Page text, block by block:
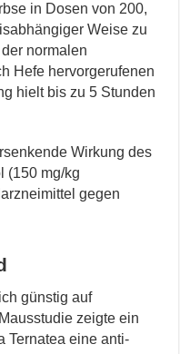
in Dosen von 200,
Weise zu
normalen
Hefe hervorgerufenen
hielt bis zu 5 Stunden
Wirkung des
(150 mg/kg
gegen
günstig auf
zeigte ein
Ternatea eine anti-